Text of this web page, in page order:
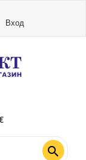
Вход
